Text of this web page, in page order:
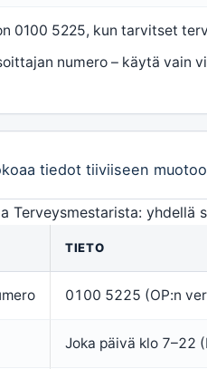
0100 5225, kun tarvitset
numero – käytä vain
tiedot tiiviiseen
Terveysmestarista: yhdellä
TIETO
0100 5225 (OP:n
Joka päivä klo 7–22